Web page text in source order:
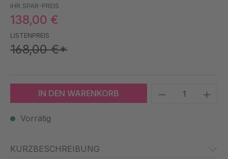
IHR SPAR-PREIS
138,00 €
LISTENPREIS
168,00 €*
IN DEN WARENKORB Produkt
Vorrätig
KURZBESCHREIBUNG